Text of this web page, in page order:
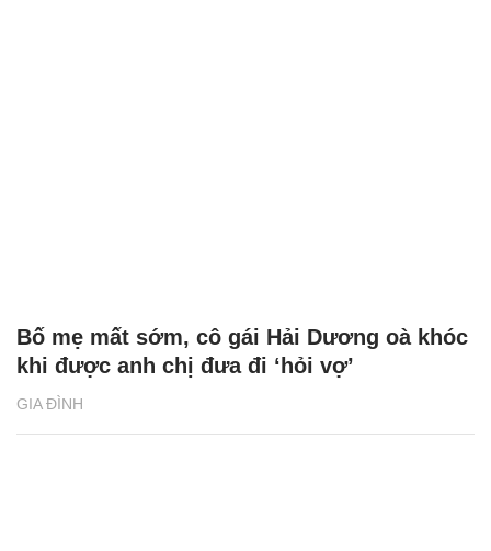
GIA ĐÌNH
Bố mẹ mất sớm, cô gái Hải Dương oà khóc
khi được anh chị đưa đi ‘hỏi vợ’